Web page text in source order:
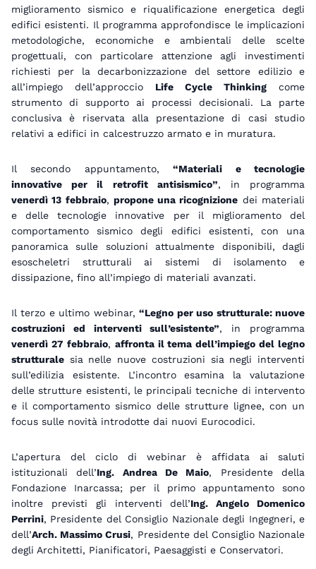
miglioramento sismico e riqualificazione energetica degli
edifici esistenti. Il programma approfondisce le implicazioni
metodologiche, economiche e ambientali delle scelte
progettuali, con particolare attenzione agli investimenti
richiesti per la decarbonizzazione del settore edilizio e
all’impiego dell’approccio Life Cycle Thinking come
strumento di supporto ai processi decisionali. La parte
conclusiva è riservata alla presentazione di casi studio
relativi a edifici in calcestruzzo armato e in muratura.
Il secondo appuntamento,“Materiali e tecnologie
innovative per il retrofit antisismico”, in programma
venerdì 13 febbraio, propone una ricognizione dei materiali
e delle tecnologie innovative per il miglioramento del
comportamento sismico degli edifici esistenti, con una
panoramica sulle soluzioni attualmente disponibili, dagli
esoscheletri strutturali ai sistemi di isolamento e
dissipazione, fino all’impiego di materiali avanzati.
Il terzo e ultimo webinar,“Legno per uso strutturale: nuove
costruzioni ed interventi sull’esistente”, in programma
venerdì 27 febbraio, affronta il tema dell’impiego del legno
strutturale sia nelle nuove costruzioni sia negli interventi
sull’edilizia esistente. L’incontro esamina la valutazione
delle strutture esistenti, le principali tecniche di intervento
e il comportamento sismico delle strutture lignee, con un
focus sulle novità introdotte dai nuovi Eurocodici.
L’apertura del ciclo di webinar è affidata ai saluti
istituzionali dell’Ing. Andrea De Maio, Presidente della
Fondazione Inarcassa; per il primo appuntamento sono
inoltre previsti gli interventi dell’Ing. Angelo Domenico
Perrini, Presidente del Consiglio Nazionale degli Ingegneri, e
dell’Arch. Massimo Crusi, Presidente del Consiglio Nazionale
degli Architetti, Pianificatori, Paesaggisti e Conservatori.